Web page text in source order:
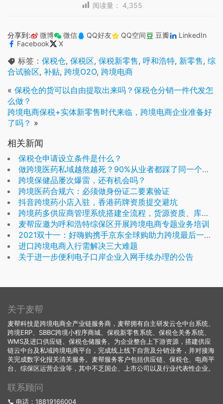
阅读量： 4,355
分享到: 微博 微信 QQ好友 QQ空间 豆瓣
LinkedIn
Facebook
X
标签： 保税仓, 保税区, 保税新零售, 呼和浩特, 新零售, 综
合试验区, 补贴, 跨境O2O, 跨境电商
« 保税仓的货可以自由提取出来吗？保税仓分销一件代发怎
么做？
跨境电商保税+实体新零售时代来临，跨境电商企业准备好
了吗？ »
相关新闻
保税仓申请设立条件是什么？
做跨境医药私域越熬越死？90%从业者都踩了同一个认知陷阱
跨境保健品屡次爆雷，还有机会吗？
跨境医药合规六：必须做身份证二要素验证
抖音跨境药小店入驻，香港药牌资质提交避坑
跨境药多供应商管理系统搭建全流程，货源资质、库存、结算、风控一体化管控
麦帮应邀为呼和浩特综保区开展跨境电商专题业务培训
2021双十一：好嗨购携手京东全球购助力跨境最后一公里
进口跨境电商入行需解决三大难题
关于进一步便利电子口岸企业入网手续办理的公告
关于麦帮
麦帮科技是跨境电商全产业链服务商，麦帮拥有自主研发云仓中台系统、
跨境ERP、SBBC跨境小程序商城、保税新零售系统、保税仓关务系统、
WMS及进口供应链、保税仓储服务。为企业整合上下游资源，搭建供应
链云中台及私域跨境电商平台，完成线上线下自营及分销业务，并对接海
关完成数字化报关清关服务。麦帮服务客户包括供应链、保税仓、电商平
台、综保区运营企业等，其中不乏国企、上市公司以及行业代表性企业。
联系顾问
电话：18819166004